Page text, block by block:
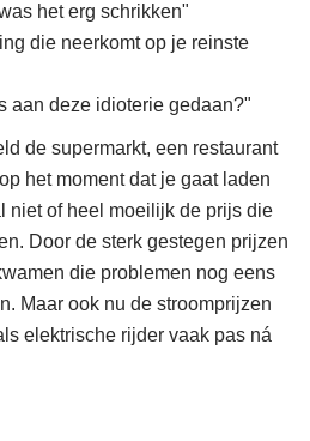
het erg schrikken"
die neerkomt op je reinste
aan deze idioterie gedaan?"
de supermarkt, een restaurant
het moment dat je gaat laden
niet of heel moeilijk de prijs die
Door de sterk gestegen prijzen
die problemen nog eens
Maar ook nu de stroomprijzen
elektrische rijder vaak pas ná